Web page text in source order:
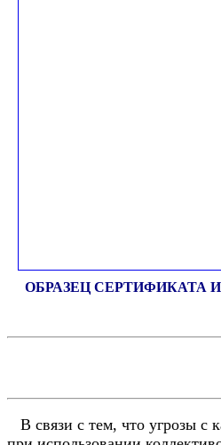
ОБРАЗЕЦ СЕРТИФИКАТА
В связи с тем, что угрозы с